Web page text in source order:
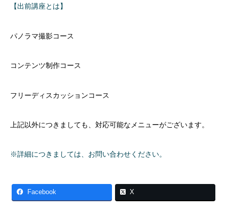
【出前講座とは】
パノラマ撮影コース
コンテンツ制作コース
フリーディスカッションコース
上記以外につきましても、対応可能なメニューがございます。
※詳細につきましては、お問い合わせください。
Facebook X